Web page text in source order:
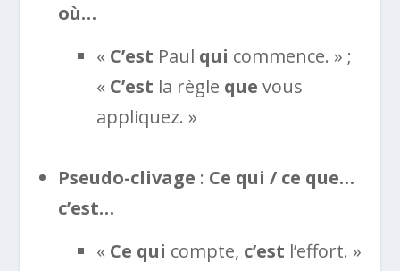
où…
« C’est Paul qui commence. » ;
« C’est la règle que vous
appliquez. »
Pseudo-clivage : Ce qui / ce que…
c’est…
« Ce qui compte, c’est l’effort. »